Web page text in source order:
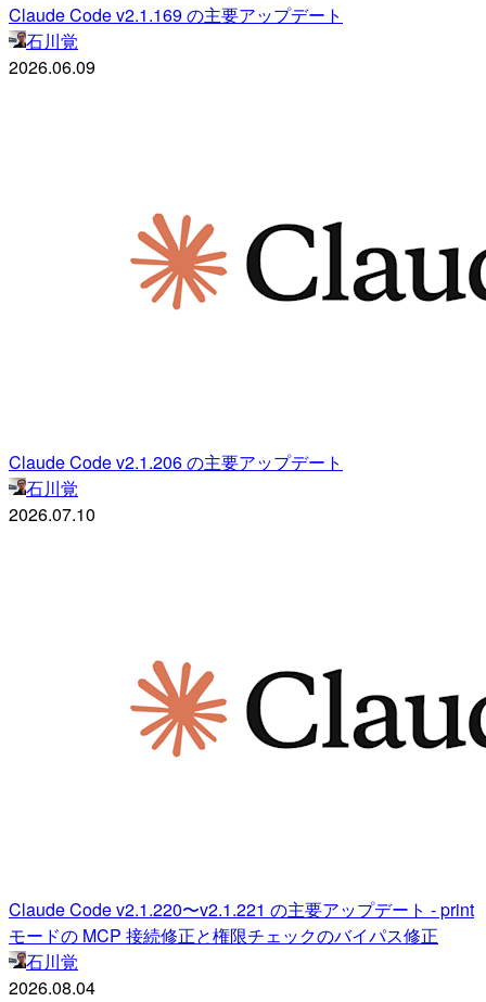
Claude Code v2.1.169 の主要アップデート
石川覚
2026.06.09
Claude Code v2.1.206 の主要アップデート
石川覚
2026.07.10
Claude Code v2.1.220〜v2.1.221 の主要アップデート - print
モードの MCP 接続修正と権限チェックのバイパス修正
石川覚
2026.08.04